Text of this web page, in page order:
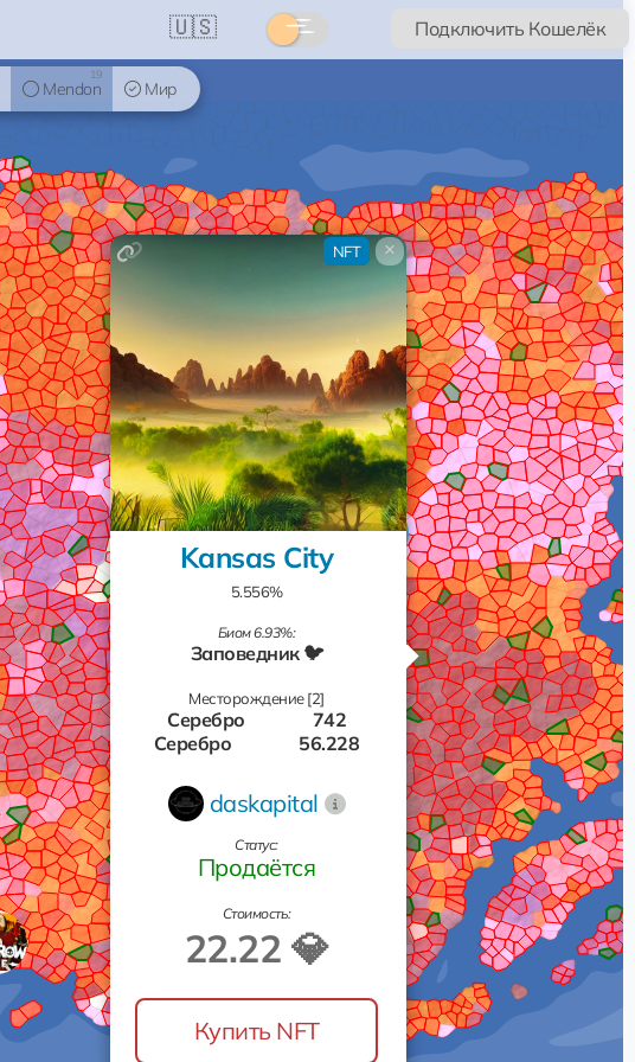
🇺🇸 Подключить Кошелёк
Mendon
19
Мир
Kansas City
5.556%
Биом 6.93%:
Заповедник 🐦
Месторождение [2]
Серебро
742
Серебро
56.228
daskapital
Статус:
Продаётся
Стоимость:
22.22 💎
Купить NFT
NFT ×